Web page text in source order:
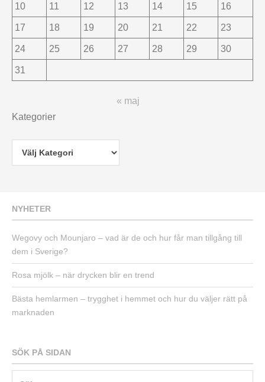
10 11 12 13 14 15 16
17 18 19 20 21 22 23
24 25 26 27 28 29 30
31
« maj
Kategorier
NYHETER
Wegovy och Mounjaro – vad är de och hur får man tillgång till
dem i Sverige?
Rosa mjölk – när drycken blir en trend
Bästa hemlarmen – trygghet i hemmet och hur du väljer rätt på
marknaden
SÖK PÅ SIDAN